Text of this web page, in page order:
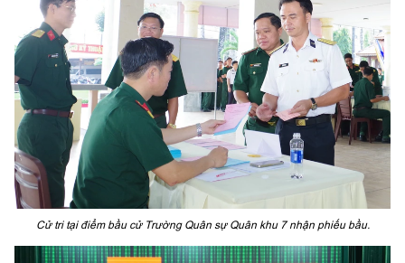
Cử tri tại điểm bầu cử Trường Quân sự Quân khu 7 nhận phiếu bầu.